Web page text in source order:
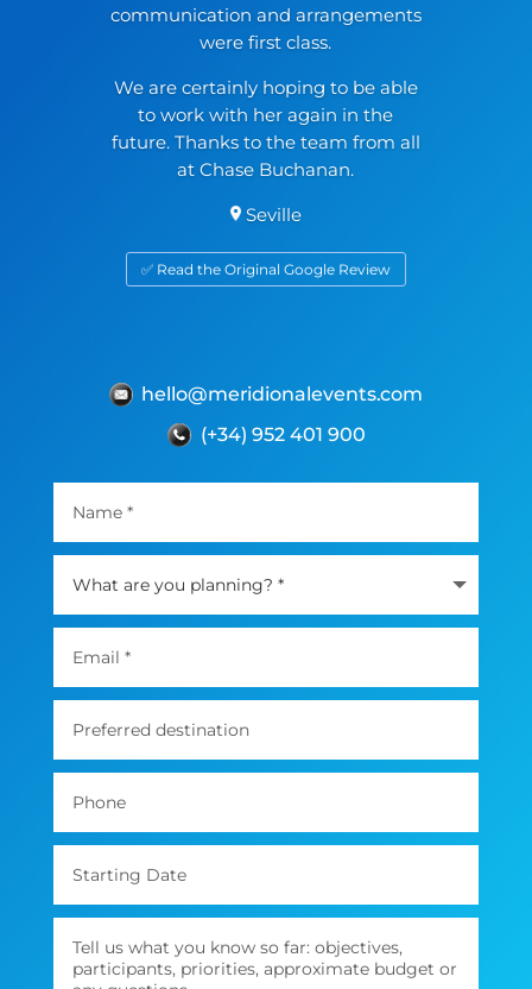
communication and arrangements
were first class.
We are certainly hoping to be able
to work with her again in the
future. Thanks to the team from all
at Chase Buchanan.
Seville
✅ Read the Original Google Review